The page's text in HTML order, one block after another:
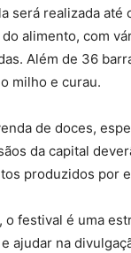
será realizada até
alimento, com
Além de 36
milho e curau.
de doces,
da capital
produzidos por
o festival é uma
ajudar na